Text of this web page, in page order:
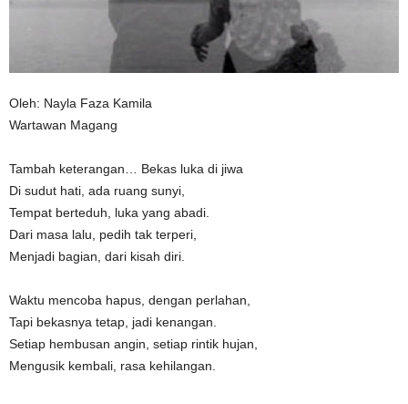
Oleh: Nayla Faza Kamila
Wartawan Magang
‎Tambah keterangan… Bekas luka di jiwa
Di sudut hati, ada ruang sunyi,
Tempat berteduh, luka yang abadi.
Dari masa lalu, pedih tak terperi,
Menjadi bagian, dari kisah diri.
Waktu mencoba hapus, dengan perlahan,
Tapi bekasnya tetap, jadi kenangan.
Setiap hembusan angin, setiap rintik hujan,
Mengusik kembali, rasa kehilangan.